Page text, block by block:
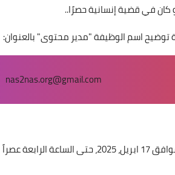
في قضية إنسانية حصرًا..
توضيح اسم الوظيفة "مدير محتوى" بالعنوان:
عصراً